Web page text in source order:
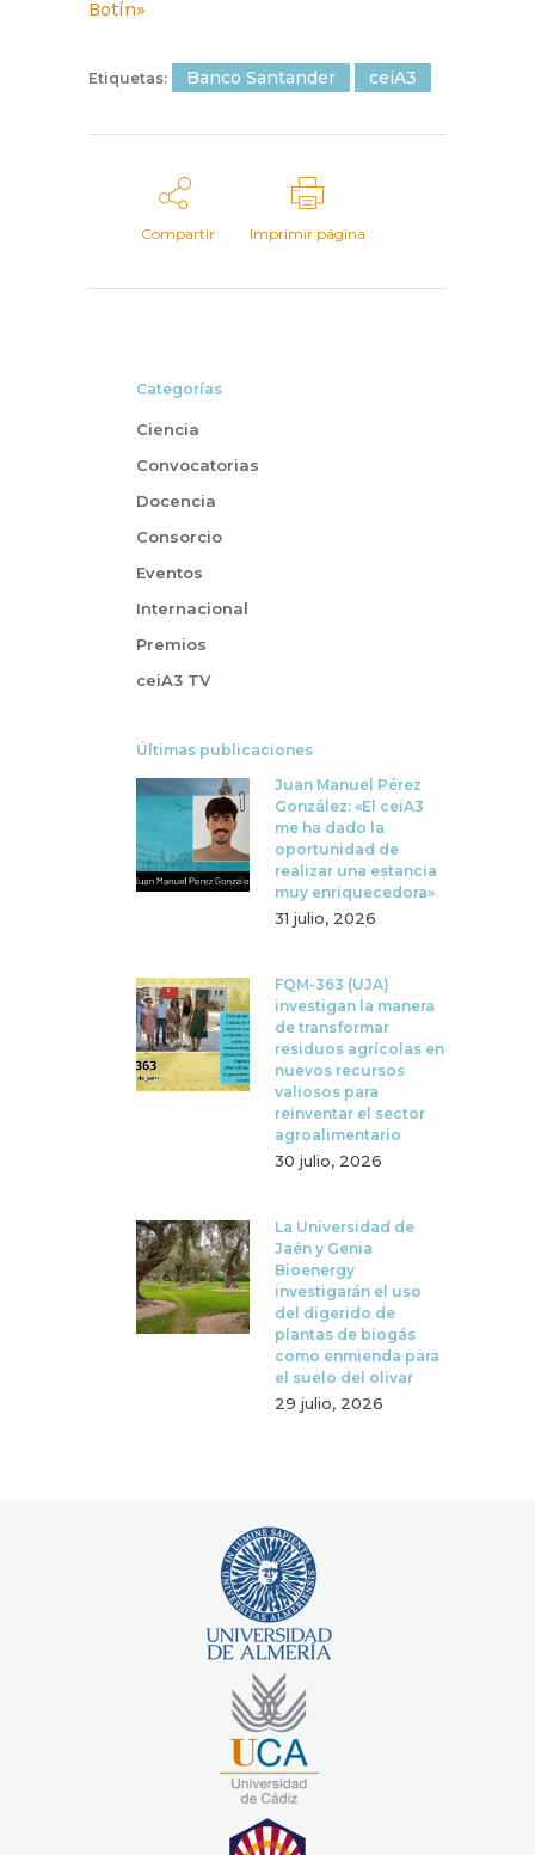
Botín»
Etiquetas: Banco Santander ceiA3
Compartir Imprimir página
Categorías
Ciencia
Convocatorias
Docencia
Consorcio
Eventos
Internacional
Premios
ceiA3 TV
Últimas publicaciones
Juan Manuel Pérez
González: «El ceiA3
me ha dado la
oportunidad de
realizar una estancia
muy enriquecedora»
31 julio, 2026
FQM-363 (UJA)
investigan la manera
de transformar
residuos agrícolas en
nuevos recursos
valiosos para
reinventar el sector
agroalimentario
30 julio, 2026
La Universidad de
Jaén y Genia
Bioenergy
investigarán el uso
del digerido de
plantas de biogás
como enmienda para
el suelo del olivar
29 julio, 2026